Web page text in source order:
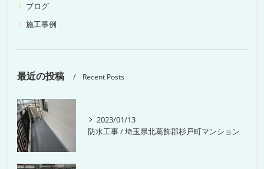
ブログ
施工事例
最近の投稿 Recent Posts
2023/01/13
防水工事 / 埼玉県北葛飾郡杉戸町マンション